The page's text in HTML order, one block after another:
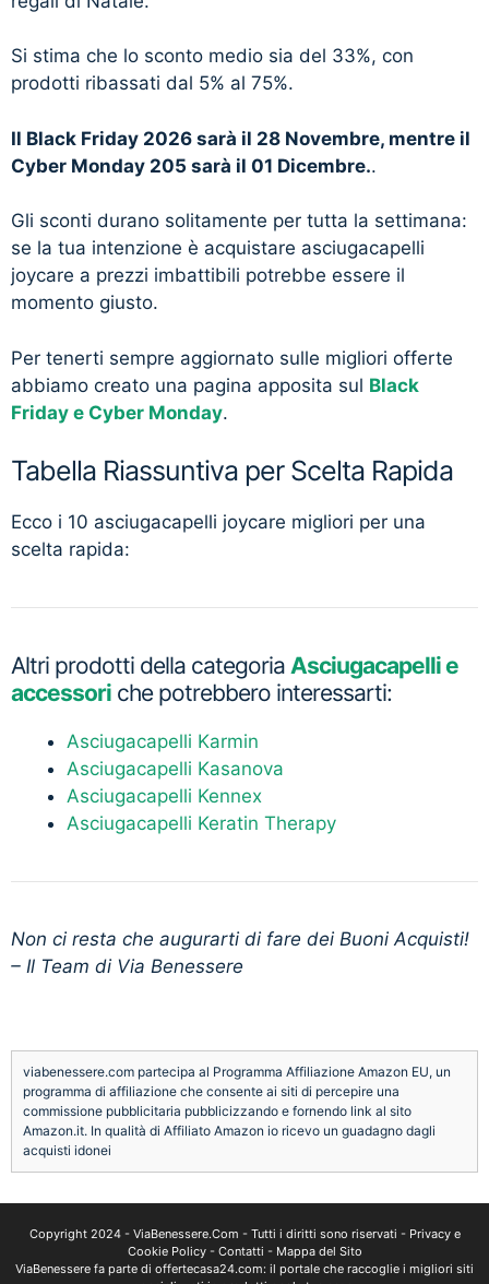
Si stima che lo sconto medio sia del 33%, con
prodotti ribassati dal 5% al 75%.
Il Black Friday 2026 sarà il 28 Novembre, mentre il
Cyber Monday 205 sarà il 01 Dicembre..
Gli sconti durano solitamente per tutta la settimana:
se la tua intenzione è acquistare asciugacapelli
joycare a prezzi imbattibili potrebbe essere il
momento giusto.
Per tenerti sempre aggiornato sulle migliori offerte
abbiamo creato una pagina apposita sul Black
Friday e Cyber Monday.
Tabella Riassuntiva per Scelta Rapida
Ecco i 10 asciugacapelli joycare migliori per una
scelta rapida:
Altri prodotti della categoria Asciugacapelli e
accessori che potrebbero interessarti:
Asciugacapelli Karmin
Asciugacapelli Kasanova
Asciugacapelli Kennex
Asciugacapelli Keratin Therapy
Non ci resta che augurarti di fare dei Buoni Acquisti!
– Il Team di Via Benessere
viabenessere.com partecipa al Programma Affiliazione Amazon EU, un
programma di affiliazione che consente ai siti di percepire una
commissione pubblicitaria pubblicizzando e fornendo link al sito
Amazon.it. In qualità di Affiliato Amazon io ricevo un guadagno dagli
acquisti idonei
Copyright 2024 - ViaBenessere.Com - Tutti i diritti sono riservati - Privacy e
Cookie Policy- Contatti - Mappa del Sito
ViaBenessere fa parte di offertecasa24.com: il portale che raccoglie i migliori siti